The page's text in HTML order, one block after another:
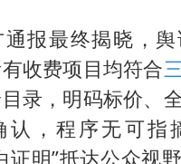
通报最终揭晓，
收费项目均符合
录，明码标价、
认，程序无可指
证明”抵达公众视